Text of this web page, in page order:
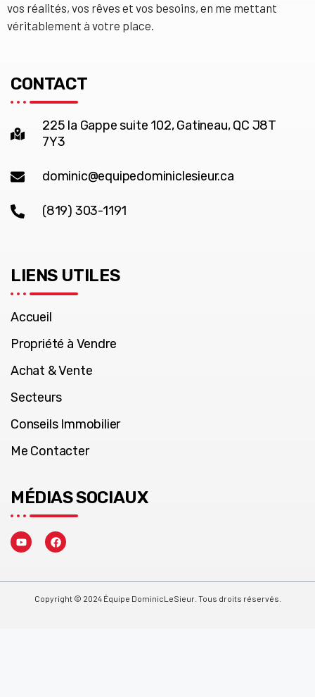
vos réalités, vos rêves et vos besoins, en me mettant
véritablement à votre place.
CONTACT
225 la Gappe suite 102, Gatineau, QC J8T
7Y3
dominic@equipedominiclesieur.ca
(819) 303-1191
LIENS UTILES
Accueil
Propriété à Vendre
Achat & Vente
Secteurs
Conseils Immobilier
Me Contacter
MÉDIAS SOCIAUX
Copyright © 2024 Équipe DominicLeSieur. Tous droits réservés.